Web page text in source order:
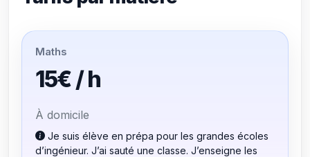
Maths
15€ / h
À domicile
Je suis élève en prépa pour les grandes écoles
d’ingénieur. J’ai sauté une classe. J’enseigne les